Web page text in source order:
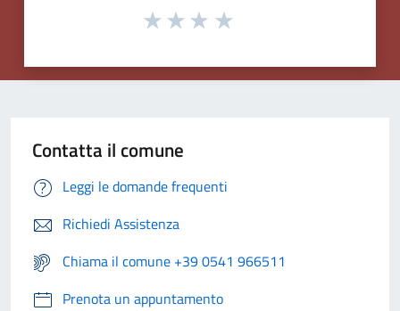
Contatta il comune
Leggi le domande frequenti
Richiedi Assistenza
Chiama il comune +39 0541 966511
Prenota un appuntamento